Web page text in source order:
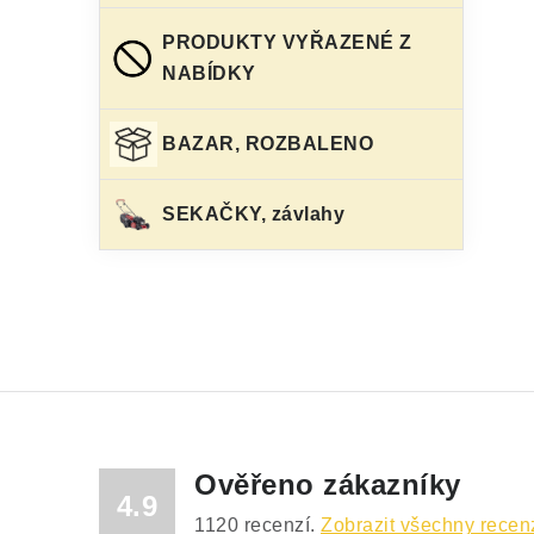
PRODUKTY VYŘAZENÉ Z
NABÍDKY
BAZAR, ROZBALENO
SEKAČKY, závlahy
4.9
Ověřeno zákazníky
1120 recenzí. Zobrazit všechny